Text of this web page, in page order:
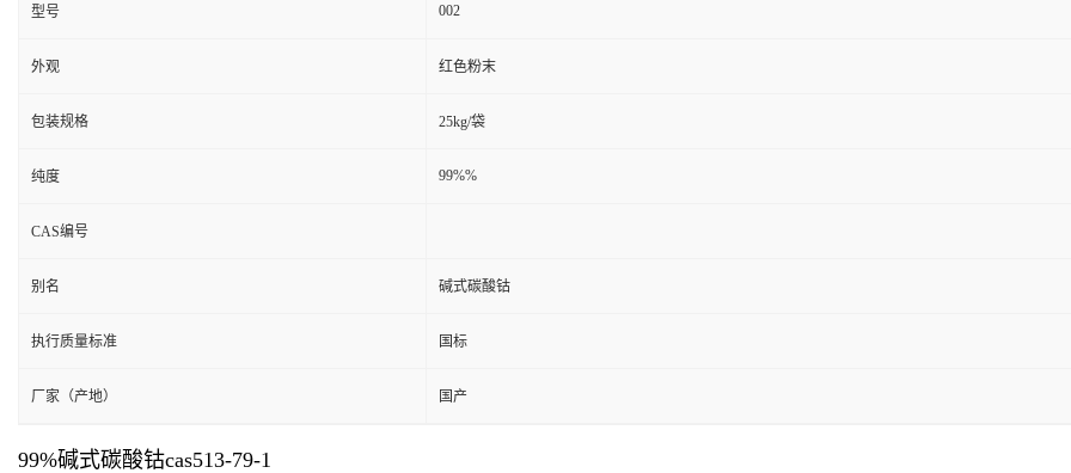
型号 002
外观 红色粉末
包装规格 25kg/袋
纯度 99%%
CAS编号
别名 碱式碳酸钴
执行质量标准 国标
厂家（产地） 国产
99%碱式碳酸钴cas513-79-1